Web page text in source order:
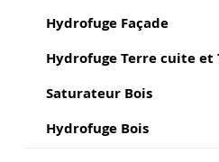
Hydrofuge Façade
Hydrofuge Terre cuite et
Saturateur Bois
Hydrofuge Bois